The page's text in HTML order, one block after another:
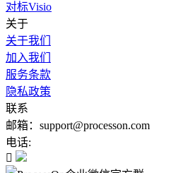
对标Visio
关于
关于我们
加入我们
服务条款
隐私政策
联系
邮箱：support@processon.com
电话:
